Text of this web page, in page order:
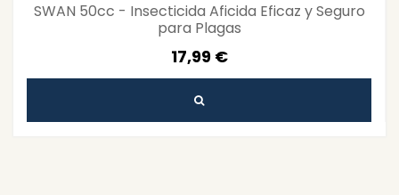
SWAN 50cc - Insecticida Aficida Eficaz y Seguro
para Plagas
17,99 €